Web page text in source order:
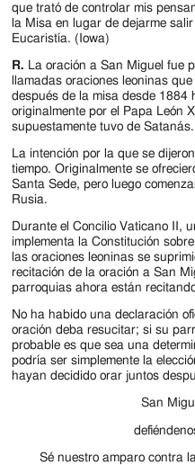
que trató de controlar mis
la Misa en lugar de dejarme
Eucaristía. (Iowa)
R. La oración a San Miguel fue
llamadas oraciones leoninas
después de la misa desde
originalmente por el Papa León
supuestamente tuvo de
La intención por la que se
tiempo. Originalmente se
Santa Sede, pero luego
Rusia.
Durante el Concilio Vaticano II,
implementa la Constitución
las oraciones leoninas se
recitación de la oración a San
parroquias ahora están
No ha habido una declaración
oración deba resucitar; si su
probable es que sea una
podría ser simplemente la
hayan decidido orar juntos
San
Sé nuestro amparo contra